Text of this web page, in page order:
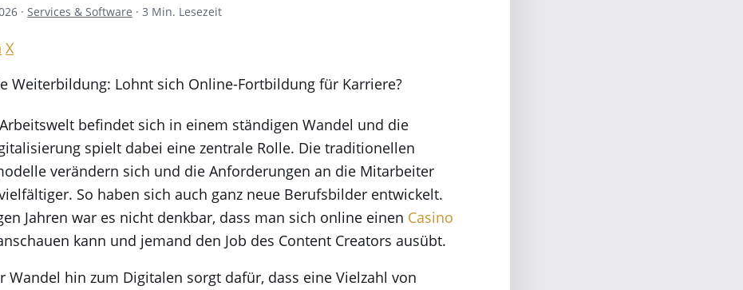
·Services & Software ·3 Min. Lesezeit
X
befindet sich in einem ständigen Wandel und die
spielt dabei eine zentrale Rolle. Die traditionellen
verändern sich und die Anforderungen an die Mitarbeiter
So haben sich auch ganz neue Berufsbilder entwickelt.
Jahren war es nicht denkbar, dass man sich online einen Casino
kann und jemand den Job des Content Creators ausübt.
Wandel hin zum Digitalen sorgt dafür, dass eine Vielzahl von